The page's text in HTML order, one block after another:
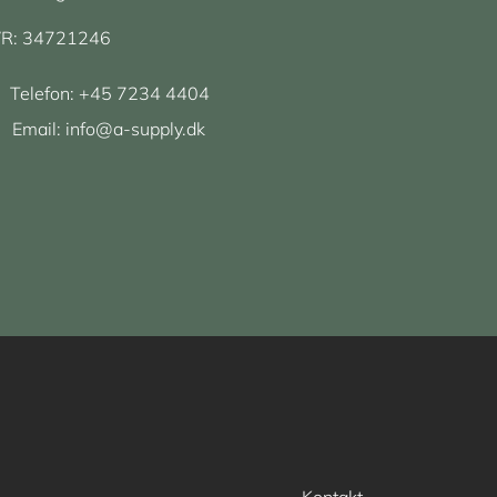
34721246
Telefon: +45 7234 4404
Email: info@a-supply.dk